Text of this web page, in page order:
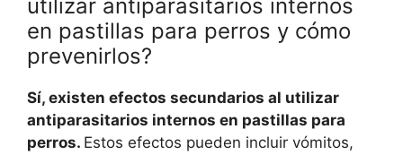
utilizar antiparasitarios internos
en pastillas para perros y cómo
prevenirlos?
Sí, existen efectos secundarios al utilizar
antiparasitarios internos en pastillas para
perros. Estos efectos pueden incluir vómitos,